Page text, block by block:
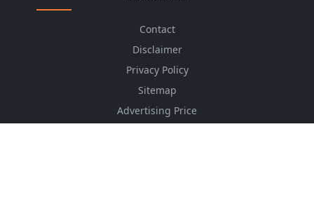
Contact
Disclaimer
Privacy Policy
Sitemap
Advertising Price